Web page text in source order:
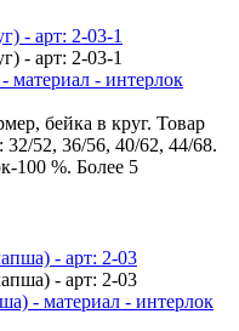
материал - интерлок
бейка в круг. Товар
32/52, 36/56, 40/62, 44/68.
100 %. Более 5
- материал - интерлок